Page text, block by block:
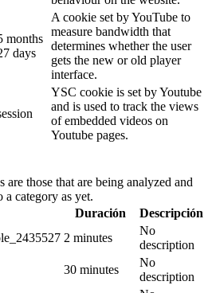
months
days
A cookie set by YouTube to
measure bandwidth that
determines whether the user
gets the new or old player
interface.
YSC cookie is set by Youtube
and is used to track the views
of embedded videos on
Youtube pages.
are those that are being analyzed and
a category as yet.
Duración
Descripción
2 minutes
No
description
30 minutes
No
description